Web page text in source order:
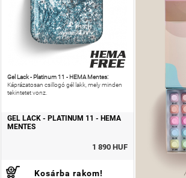
Gel Lack - Platinum 11 - HEMA Mentes:
Káprázatosan csillogó gél lakk, mely minden
tekintetet vonz.
GEL LACK - PLATINUM 11 - HEMA
MENTES
1 890 HUF
Kosárba rakom!